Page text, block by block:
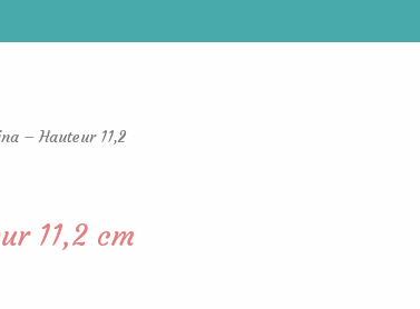
– Hauteur 11,2
11,2 cm